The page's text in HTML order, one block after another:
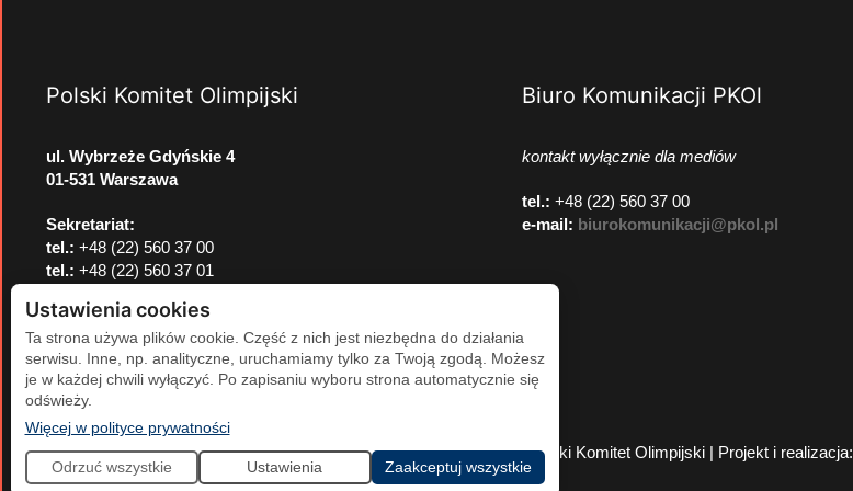
Polski Komitet Olimpijski
ul. Wybrzeże Gdyńskie 4
01-531 Warszawa
Sekretariat:
tel.: +48 (22) 560 37 00
tel.: +48 (22) 560 37 01
Biuro Komunikacji PKOl
kontakt wyłącznie dla mediów
tel.: +48 (22) 560 37 00
e-mail: biurokomunikacji@pkol.pl
2026 Polski Komitet Olimpijski | Projekt i realizacja:
Ustawienia cookies
Ta strona używa plików cookie. Część z nich jest niezbędna do działania
serwisu. Inne, np. analityczne, uruchamiamy tylko za Twoją zgodą. Możesz
je w każdej chwili wyłączyć. Po zapisaniu wyboru strona automatycznie się
odświeży.
Więcej w polityce prywatności(otwiera się w nowej karcie)
Odrzuć wszystkie Ustawienia Zaakceptuj wszystkie